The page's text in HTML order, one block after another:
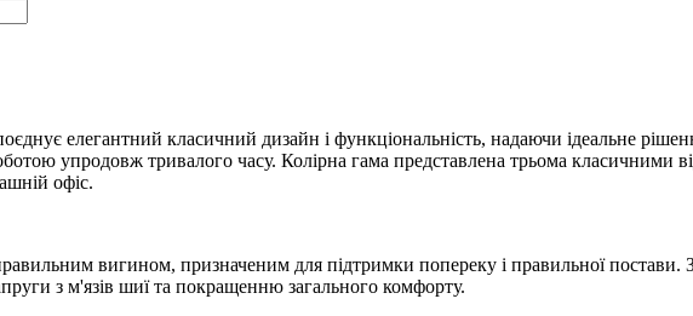
елегантний класичний дизайн і функціональність, надаючи ідеальне
упродовж тривалого часу. Колірна гама представлена трьома класичними
офіс.
вигином, призначеним для підтримки попереку і правильної
з м'язів шиї та покращенню загального комфорту.